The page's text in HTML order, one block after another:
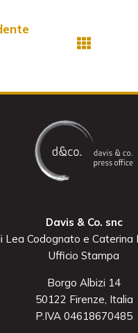
Davis & Co. snc
Lea Codognato e Caterina
Ufficio Stampa
Borgo Albizi 14
50122 Firenze, Italia
P.IVA 04618670485